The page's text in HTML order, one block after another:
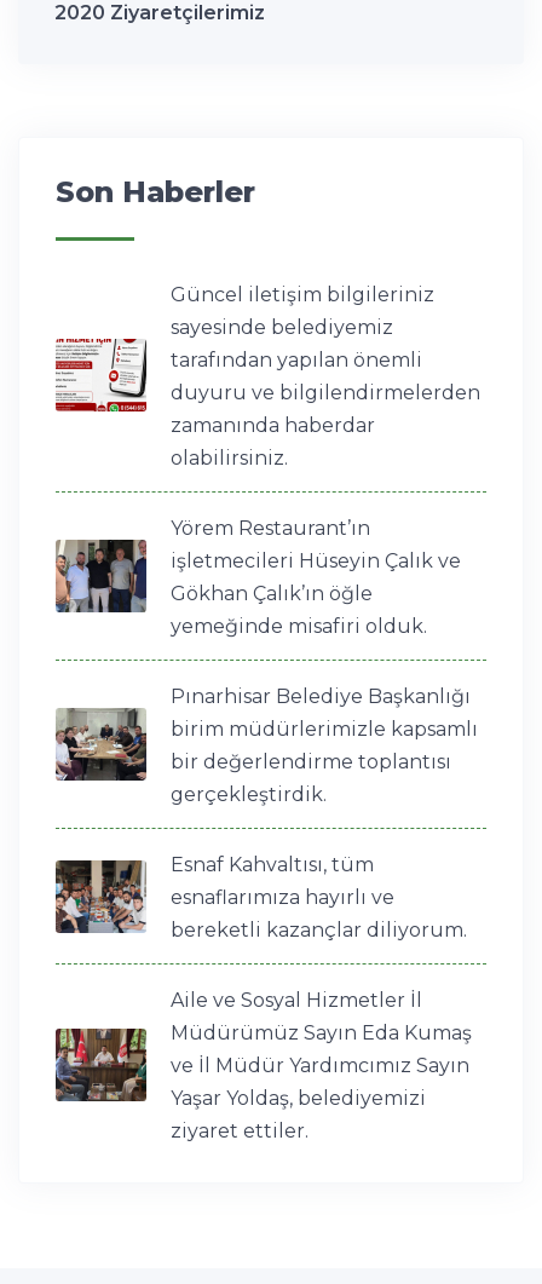
2020 Ziyaretçilerimiz
Son Haberler
Güncel iletişim bilgileriniz
sayesinde belediyemiz
tarafından yapılan önemli
duyuru ve bilgilendirmelerden
zamanında haberdar
olabilirsiniz.
Yörem Restaurant’ın
işletmecileri Hüseyin Çalık ve
Gökhan Çalık’ın öğle
yemeğinde misafiri olduk.
Pınarhisar Belediye Başkanlığı
birim müdürlerimizle kapsamlı
bir değerlendirme toplantısı
gerçekleştirdik.
Esnaf Kahvaltısı, tüm
esnaflarımıza hayırlı ve
bereketli kazançlar diliyorum.
Aile ve Sosyal Hizmetler İl
Müdürümüz Sayın Eda Kumaş
ve İl Müdür Yardımcımız Sayın
Yaşar Yoldaş, belediyemizi
ziyaret ettiler.